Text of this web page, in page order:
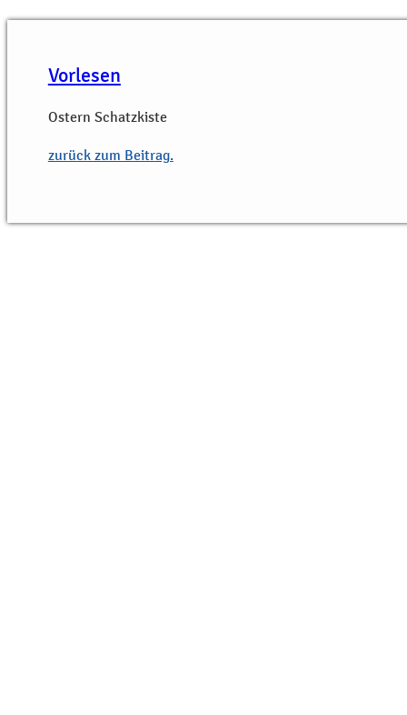
Vorlesen
Ostern Schatzkiste
zurück zum Beitrag.